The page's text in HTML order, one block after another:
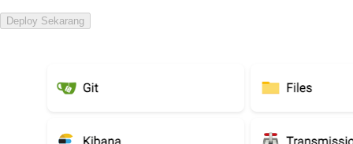
Deploy Sekarang